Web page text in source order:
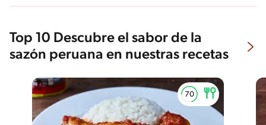
Top 10 Descubre el sabor de la
sazón peruana en nuestras recetas